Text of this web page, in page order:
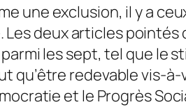
une exclusion, il y a
deux articles pointés
les sept, tel que le
redevable vis-à-
et le Progrès